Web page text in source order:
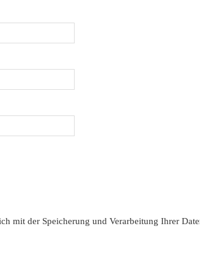
mit der Speicherung und Verarbeitung Ihrer